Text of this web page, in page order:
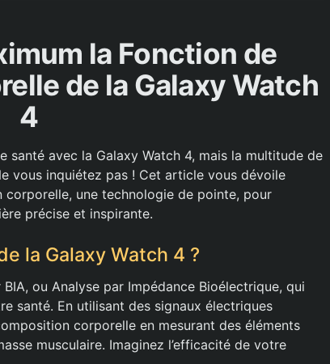
la Fonction de
de la Galaxy Watch
4
avec la Galaxy Watch 4, mais la multitude de
vous inquiétez pas ! Cet article vous dévoile
une technologie de pointe, pour
précise et inspirante.
la Galaxy Watch 4 ?
ou Analyse par Impédance Bioélectrique, qui
santé. En utilisant des signaux électriques
corporelle en mesurant des éléments
musculaire. Imaginez l’efficacité de votre